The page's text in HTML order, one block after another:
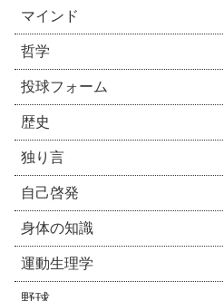
マインド
哲学
投球フォーム
歴史
独り言
自己啓発
身体の知識
運動生理学